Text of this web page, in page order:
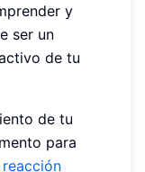
y
ser un
de tu
de tu
para